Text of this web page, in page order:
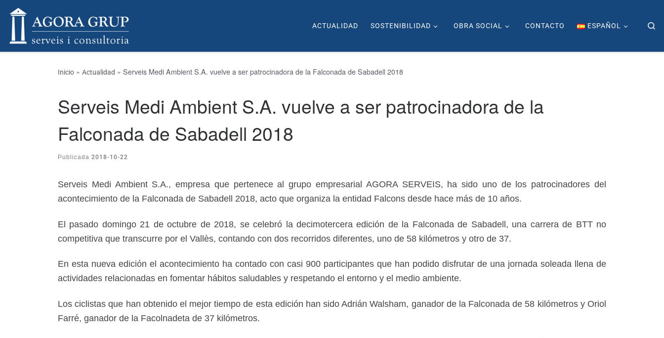
Skip to content
ACTUALIDAD SOSTENIBILIDAD OBRA SOCIAL CONTACTO ESPAÑOL
Inicio » Actualidad » Serveis Medi Ambient S.A. vuelve a ser patrocinadora de la Falconada de Sabadell 2018
Serveis Medi Ambient S.A. vuelve a ser patrocinadora de la
Falconada de Sabadell 2018
Publicada 2018-10-22
Serveis Medi Ambient S.A., empresa que pertenece al grupo empresarial AGORA SERVEIS, ha sido uno de los patrocinadores del
acontecimiento de la Falconada de Sabadell 2018, acto que organiza la entidad Falcons desde hace más de 10 años.
El pasado domingo 21 de octubre de 2018, se celebró la decimotercera edición de la Falconada de Sabadell, una carrera de BTT no
competitiva que transcurre por el Vallès, contando con dos recorridos diferentes, uno de 58 kilómetros y otro de 37.
En esta nueva edición el acontecimiento ha contado con casi 900 participantes que han podido disfrutar de una jornada soleada llena de
actividades relacionadas en fomentar hábitos saludables y respetando el entorno y el medio ambiente.
Los ciclistas que han obtenido el mejor tiempo de esta edición han sido Adrián Walsham, ganador de la Falconada de 58 kilómetros y Oriol
Farré, ganador de la Facolnadeta de 37 kilómetros.